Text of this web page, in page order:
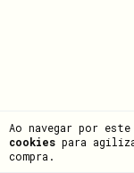
Ao navegar por
cookies para
compra.